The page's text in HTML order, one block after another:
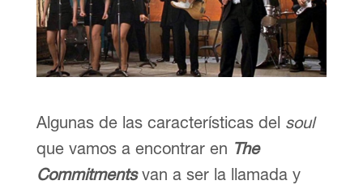
Algunas de las características del soul
que vamos a encontrar en The
Commitmentsvan a ser la llamada y